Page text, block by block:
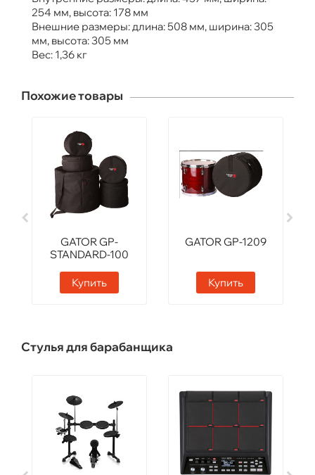
254 мм, высота: 178 мм
Внешние размеры: длина: 508 мм, ширина: 305
мм, высота: 305 мм
Вес: 1,36 кг
Похожие товары
GATOR GP-
STANDARD-100
Купить
GATOR GP-1209
Купить
Стулья для барабанщика